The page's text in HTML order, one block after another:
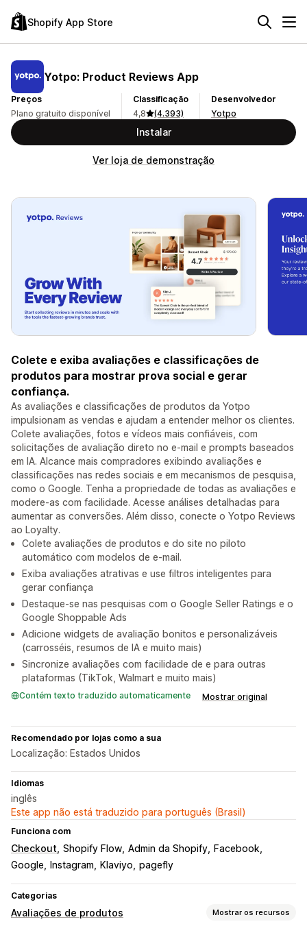
Shopify App Store
Yotpo: Product Reviews App
Preços
Plano gratuito disponível
Classificação
4,8
(4.393)
Desenvolvedor
Yotpo
Instalar
Ver loja de demonstração
Colete e exiba avaliações e classificações de
produtos para mostrar prova social e gerar
confiança.
As avaliações e classificações de produtos da Yotpo
impulsionam as vendas e ajudam a entender melhor os clientes.
Colete avaliações, fotos e vídeos mais confiáveis, com
solicitações de avaliação direto no e-mail e prompts baseados
em IA. Alcance mais compradores exibindo avaliações e
classificações nas redes sociais e em mecanismos de pesquisa,
como o Google. Tenha a propriedade de todas as avaliações e
modere-as com facilidade. Acesse análises detalhadas para
aumentar as conversões. Além disso, conecte o Yotpo Reviews
ao Loyalty.
Colete avaliações de produtos e do site no piloto
automático com modelos de e-mail.
Exiba avaliações atrativas e use filtros inteligentes para
gerar confiança
Destaque-se nas pesquisas com o Google Seller Ratings e o
Google Shoppable Ads
Adicione widgets de avaliação bonitos e personalizáveis
(carrosséis, resumos de IA e muito mais)
Sincronize avaliações com facilidade de e para outras
plataformas (TikTok, Walmart e muito mais)
Contém texto traduzido automaticamente Mostrar original
Recomendado por lojas como a sua
Localização: Estados Unidos
Idiomas
inglês
Este app não está traduzido para português (Brasil)
Funciona com
Checkout Shopify Flow Admin da Shopify
Facebook
Google
Instagram Klaviyo pagefly
Categorias
Avaliações de produtos Mostrar os recursos